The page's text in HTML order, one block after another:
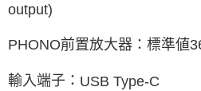
output)
PHONO前置放大器：標準値
輸入端子： USB Type-C